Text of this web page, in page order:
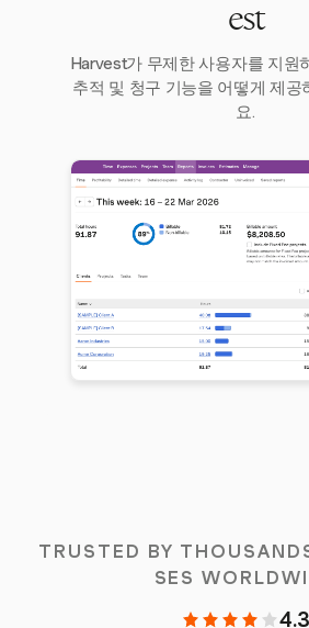
est
Harvest가 무제한 사용자를 지원
추적 및 청구 기능을 어떻게 제공
요.
TRUSTED BY
SES
4.3